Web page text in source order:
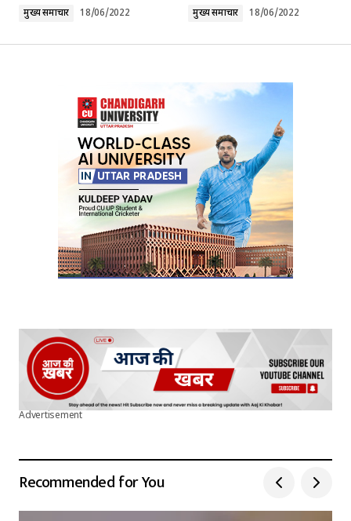
मुख्य समाचार 18/06/2022 मुख्य समाचार 18/06/2022
Advertisement
Recommended for You